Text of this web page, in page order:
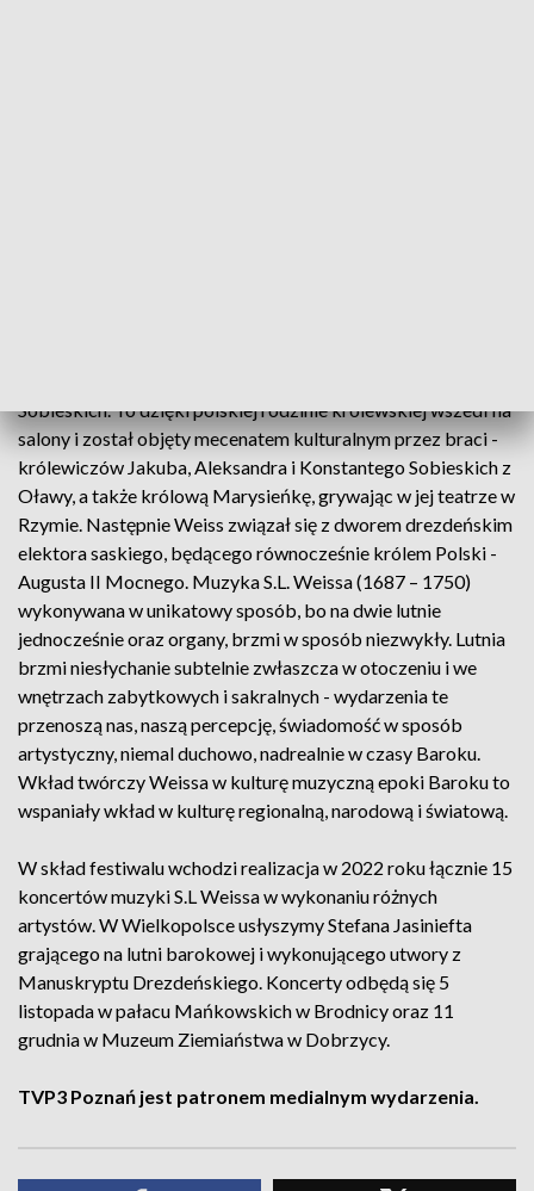
Sobieskich. To dzięki polskiej rodzinie królewskiej wszedł na
salony i został objęty mecenatem kulturalnym przez braci -
królewiczów Jakuba, Aleksandra i Konstantego Sobieskich z
Oławy, a także królową Marysieńkę, grywając w jej teatrze w
Rzymie. Następnie Weiss związał się z dworem drezdeńskim
elektora saskiego, będącego równocześnie królem Polski -
Augusta II Mocnego. Muzyka S.L. Weissa (1687 – 1750)
wykonywana w unikatowy sposób, bo na dwie lutnie
jednocześnie oraz organy, brzmi w sposób niezwykły. Lutnia
brzmi niesłychanie subtelnie zwłaszcza w otoczeniu i we
wnętrzach zabytkowych i sakralnych - wydarzenia te
przenoszą nas, naszą percepcję, świadomość w sposób
artystyczny, niemal duchowo, nadrealnie w czasy Baroku.
Wkład twórczy Weissa w kulturę muzyczną epoki Baroku to
wspaniały wkład w kulturę regionalną, narodową i światową.
W skład festiwalu wchodzi realizacja w 2022 roku łącznie 15
koncertów muzyki S.L Weissa w wykonaniu różnych
artystów. W Wielkopolsce usłyszymy Stefana Jasiniefta
grającego na lutni barokowej i wykonującego utwory z
Manuskryptu Drezdeńskiego. Koncerty odbędą się 5
listopada w pałacu Mańkowskich w Brodnicy oraz 11
grudnia w Muzeum Ziemiaństwa w Dobrzycy.
TVP3 Poznań jest patronem medialnym wydarzenia.